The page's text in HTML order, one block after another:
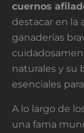
cuernos
destacar en la
ganaderías
naturales y su
esenciales
A lo largo de
una fama